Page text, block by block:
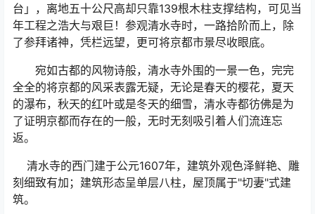
台」，离地五十公尺高却只靠139根木柱支撑结构，可见当
年工程之浩大与艰巨！参观清水寺时，一路拾阶而上，除
了参拜诸神，凭栏远望，更可将京都市景尽收眼底。
宛如古都的风物诗般，清水寺外围的一景一色，完完
全全的将京都的风采表露无疑，无论是春天的樱花，夏天
的瀑布，秋天的红叶或是冬天的细雪，清水寺都彷佛是为
了证明京都而存在的一般，无时无刻吸引着人们流连忘
返。
清水寺的西门建于公元1607年，建筑外观色泽鲜艳、雕
刻细致有加；建筑形态呈单层八柱，屋顶属于"切妻"式建
筑。